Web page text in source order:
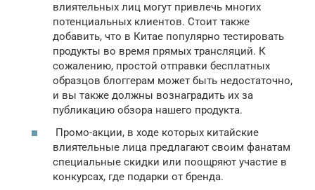
влиятельных лиц могут привлечь многих
потенциальных клиентов. Стоит также
добавить, что в Китае популярно тестировать
продукты во время прямых трансляций. К
сожалению, простой отправки бесплатных
образцов блоггерам может быть недостаточно,
и вы также должны вознаградить их за
публикацию обзора нашего продукта.
Промо-акции, в ходе которых китайские
влиятельные лица предлагают своим фанатам
специальные скидки или поощряют участие в
конкурсах, где подарки от бренда.